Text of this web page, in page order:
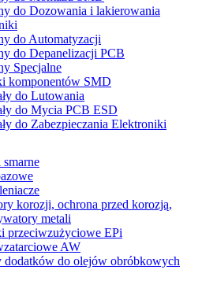
do Dozowania i lakierowania
do Automatyzacji
do Depanelizacji PCB
Specjalne
komponentów SMD
do Lutowania
do Mycia PCB ESD
do Zabezpieczania Elektroniki
korozji, ochrona przed korozją,
metali
przeciwzużyciowe EPi
AW
dodatków do olejów obróbkowych